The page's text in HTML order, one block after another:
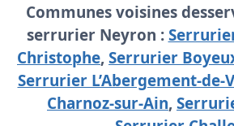
Communes voisines
serrurier Neyron :
Christophe, Serrurier
Serrurier L’Abergement-de-
Charnoz-sur-Ain,